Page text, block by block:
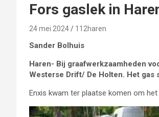
Fors gaslek in
24 mei 2024 112haren
Sander Bolhuis
Haren- Bij graafwerkzaamheden
Westerse Drift/ De Holten. Het
Enxis kwam ter plaatse komen om het